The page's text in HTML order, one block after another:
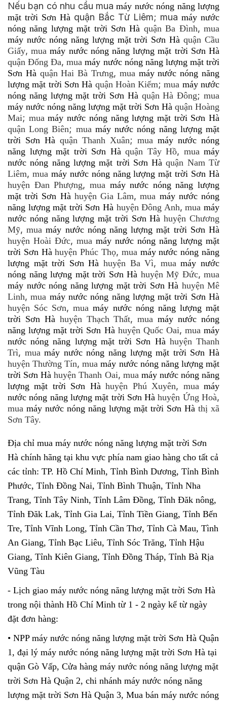
Nếu bạn có nhu cầu muamáy nước nóng năng lượng
mặt trời Sơn Hà quận Bắc Từ Liêm; mua máy nước
nóng năng lượng mặt trời Sơn Hà quận Ba Đình,mua
máy nước nóng năng lượng mặt trời Sơn Hà quận Cầu
Giấy,mua máy nước nóng năng lượng mặt trời Sơn Hà
quận Đống Đa,mua máy nước nóng năng lượng mặt trời
Sơn Hà quận Hai Bà Trưng, mua máy nước nóng năng
lượng mặt trời Sơn Hà quận Hoàn Kiếm;mua máy nước
nóng năng lượng mặt trời Sơn Hà quận Hà Đông;mua
máy nước nóng năng lượng mặt trời Sơn Hà quận Hoàng
Mai; mua máy nước nóng năng lượng mặt trời Sơn Hà
quận Long Biên; mua máy nước nóng năng lượng mặt
trời Sơn Hà quận Thanh Xuân; mua máy nước nóng
năng lượng mặt trời Sơn Hàquận Tây Hồ, mua máy
nước nóng năng lượng mặt trời Sơn Hà quận Nam Từ
Liêm, mua máy nước nóng năng lượng mặt trời Sơn Hà
huyện Đan Phượng, mua máy nước nóng năng lượng
mặt trời Sơn Hà huyện Gia Lâm,mua máy nước nóng
năng lượng mặt trời Sơn Hà huyện Đông Anh,mua máy
nước nóng năng lượng mặt trời Sơn Hà huyện Chương
Mỹ,mua máy nước nóng năng lượng mặt trời Sơn Hà
huyện Hoài Đức, mua máy nước nóng năng lượng mặt
trời Sơn Hà huyện Phúc Thọ, mua máy nước nóng năng
lượng mặt trời Sơn Hà huyện Ba Vì, mua máy nước
nóng năng lượng mặt trời Sơn Hà huyện Mỹ Đức, mua
máy nước nóng năng lượng mặt trời Sơn Hà huyện Mê
Linh,mua máy nước nóng năng lượng mặt trời Sơn Hà
huyện Sóc Sơn,mua máy nước nóng năng lượng mặt
trời Sơn Hà huyện Thạch Thất,mua máy nước nóng
năng lượng mặt trời Sơn Hà huyện Quốc Oai, mua máy
nước nóng năng lượng mặt trời Sơn Hà huyện Thanh
Trì, mua máy nước nóng năng lượng mặt trời Sơn Hà
huyện Thường Tín,mua máy nước nóng năng lượng mặt
trời Sơn Hà huyện Thanh Oai, mua máy nước nóng năng
lượng mặt trời Sơn Hà huyện Phú Xuyên, mua máy
nước nóng năng lượng mặt trời Sơn Hà huyện Ứng Hoà,
mua máy nước nóng năng lượng mặt trời Sơn Hà thị xã
Sơn Tây.
Địa chỉ mua máy nước nóng năng lượng mặt trời Sơn
Hà chính hãng tại khu vực phía nam giao hàng cho tất cả
các tỉnh: TP. Hồ Chí Minh, Tỉnh Bình Dương, Tỉnh Bình
Phước, Tỉnh Đồng Nai, Tỉnh Bình Thuận, Tỉnh Nha
Trang, Tỉnh Tây Ninh, Tỉnh Lâm Đồng, Tỉnh Đăk nông,
Tỉnh Đăk Lak, Tỉnh Gia Lai, Tỉnh Tiền Giang, Tỉnh Bến
Tre, Tỉnh Vĩnh Long, Tỉnh Cần Thơ, Tỉnh Cà Mau, Tình
An Giang, Tỉnh Bạc Liêu, Tỉnh Sóc Trăng, Tỉnh Hậu
Giang, Tỉnh Kiên Giang, Tỉnh Đồng Tháp, Tỉnh Bà Rịa
Vũng Tàu
- Lịch giao máy nước nóng năng lượng mặt trời Sơn Hà
trong nội thành Hồ Chí Minh từ 1 - 2 ngày kể từ ngày
đặt đơn hàng:
​​​• NPP máy nước nóng năng lượng mặt trời Sơn Hà Quận
1, đại lý máy nước nóng năng lượng mặt trời Sơn Hà tại
quận Gò Vấp, Cửa hàng máy nước nóng năng lượng mặt
trời Sơn Hà Quận 2, chi nhánh máy nước nóng năng
lượng mặt trời Sơn Hà Quận 3, Mua bán máy nước nóng